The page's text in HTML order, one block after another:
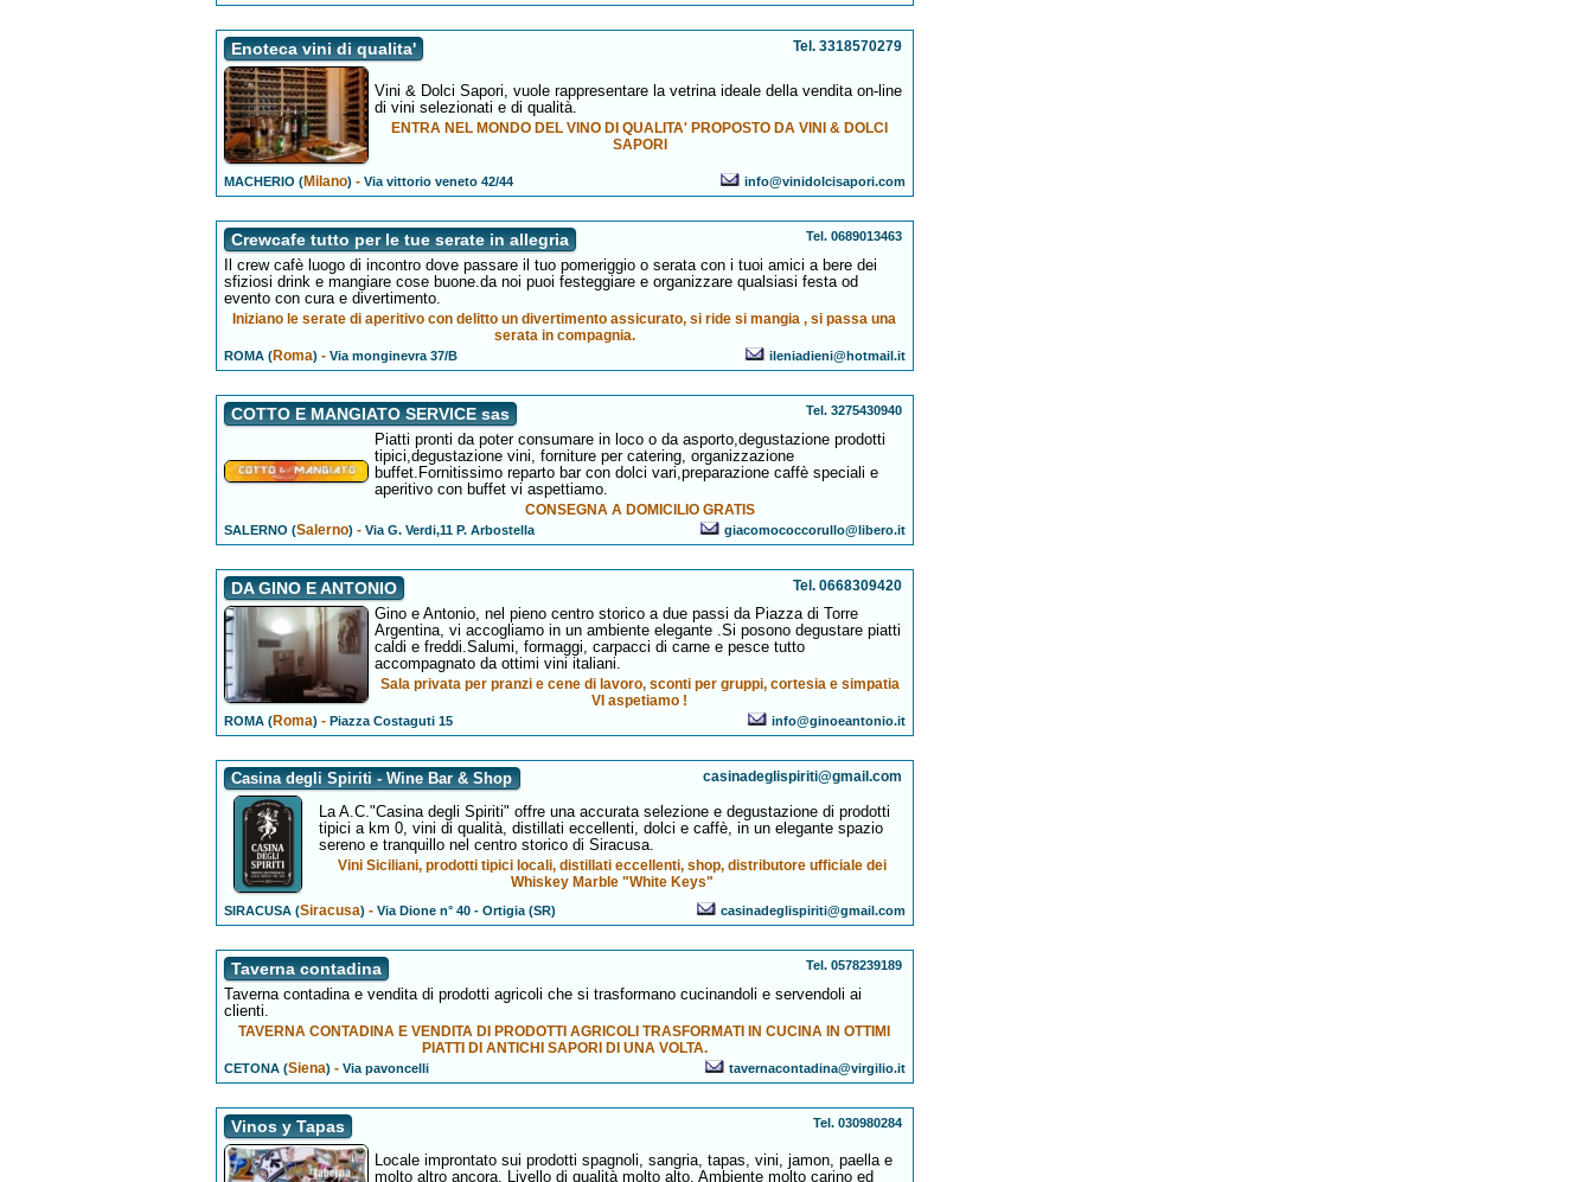
Enoteca vini di qualita' Tel. 3318570279
Vini & Dolci Sapori, vuole rappresentare la vetrina ideale della vendita on-line
di vini selezionati e di qualità.
ENTRA NEL MONDO DEL VINO DI QUALITA' PROPOSTO DA VINI & DOLCI
SAPORI
MACHERIO (Milano) -Via vittorio veneto 42/44 info@vinidolcisapori.com
Crewcafe tutto per le tue serate in allegria Tel. 0689013463
Il crew cafè luogo di incontro dove passare il tuo pomeriggio o serata con i tuoi amici a bere dei
sfiziosi drink e mangiare cose buone.da noi puoi festeggiare e organizzare qualsiasi festa od
evento con cura e divertimento.
Iniziano le serate di aperitivo con delitto un divertimento assicurato, si ride si mangia , si passa una
serata in compagnia.
ROMA (Roma) -Via monginevra 37/B ileniadieni@hotmail.it
COTTO E MANGIATO SERVICE sas Tel. 3275430940
Piatti pronti da poter consumare in loco o da asporto,degustazione prodotti
tipici,degustazione vini, forniture per catering, organizzazione
buffet.Fornitissimo reparto bar con dolci vari,preparazione caffè speciali e
aperitivo con buffet vi aspettiamo.
CONSEGNA A DOMICILIO GRATIS
SALERNO (Salerno) -Via G. Verdi,11 P. Arbostella giacomococcorullo@libero.it
DA GINO E ANTONIO Tel. 0668309420
Gino e Antonio, nel pieno centro storico a due passi da Piazza di Torre
Argentina, vi accogliamo in un ambiente elegante .Si posono degustare piatti
caldi e freddi.Salumi, formaggi, carpacci di carne e pesce tutto
accompagnato da ottimi vini italiani.
Sala privata per pranzi e cene di lavoro, sconti per gruppi, cortesia e simpatia
VI aspetiamo !
ROMA (Roma) -Piazza Costaguti 15 info@ginoeantonio.it
Casina degli Spiriti - Wine Bar & Shop casinadeglispiriti@gmail.com
La A.C."Casina degli Spiriti" offre una accurata selezione e degustazione di prodotti
tipici a km 0, vini di qualità, distillati eccellenti, dolci e caffè, in un elegante spazio
sereno e tranquillo nel centro storico di Siracusa.
Vini Siciliani, prodotti tipici locali, distillati eccellenti, shop, distributore ufficiale dei
Whiskey Marble "White Keys"
SIRACUSA (Siracusa) -Via Dione n° 40 - Ortigia (SR) casinadeglispiriti@gmail.com
Taverna contadina Tel. 0578239189
Taverna contadina e vendita di prodotti agricoli che si trasformano cucinandoli e servendoli ai
clienti.
TAVERNA CONTADINA E VENDITA DI PRODOTTI AGRICOLI TRASFORMATI IN CUCINA IN OTTIMI
PIATTI DI ANTICHI SAPORI DI UNA VOLTA.
CETONA (Siena) -Via pavoncelli tavernacontadina@virgilio.it
Vinos y Tapas Tel. 030980284
Locale improntato sui prodotti spagnoli, sangria, tapas, vini, jamon, paella e
molto altro ancora. Livello di qualità molto alto. Ambiente molto carino ed